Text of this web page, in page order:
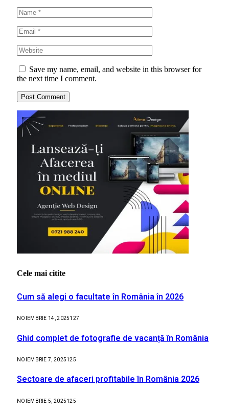
Save my name, email, and website in this browser for
the next time I comment.
Cele mai citite
Cum să alegi o facultate în România în 2026
NOIEMBRIE 14, 2025127
Ghid complet de fotografie de vacanță în România
NOIEMBRIE 7, 2025125
Sectoare de afaceri profitabile în România 2026
NOIEMBRIE 5, 2025125